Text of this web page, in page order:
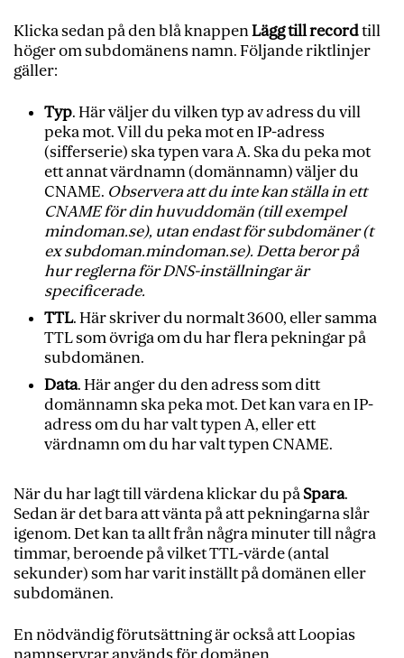
Klicka sedan på den blå knappenLägg till recordtill
höger om subdomänens namn. Följande riktlinjer
gäller:
Typ. Här väljer du vilken typ av adress du vill
peka mot. Vill du peka mot en IP-adress
(sifferserie) ska typen vara A. Ska du peka mot
ett annat värdnamn (domännamn) väljer du
CNAME. Observera att du inte kan ställa in ett
CNAME för din huvuddomän (till exempel
mindoman.se), utan endast för subdomäner (t
ex subdoman.mindoman.se). Detta beror på
hur reglerna för DNS-inställningar är
specificerade.
TTL. Här skriver du normalt 3600, eller samma
TTL som övriga om du har flera pekningar på
subdomänen.
Data. Här anger du den adress som ditt
domännamn ska peka mot. Det kan vara en IP-
adress om du har valt typen A, eller ett
värdnamn om du har valt typen CNAME.
När du har lagt till värdena klickar du påSpara.
Sedan är det bara att vänta på att pekningarna slår
igenom. Det kan ta allt från några minuter till några
timmar, beroende på vilket TTL-värde (antal
sekunder) som har varit inställt på domänen eller
subdomänen.
En nödvändig förutsättning är också att Loopias